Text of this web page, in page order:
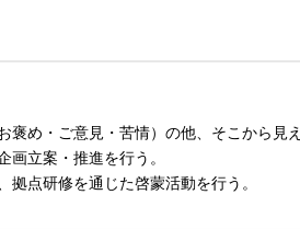
褒め・ご意見・苦情）の他、そこから見え
立案・推進を行う。
点研修を通じた啓蒙活動を行う。